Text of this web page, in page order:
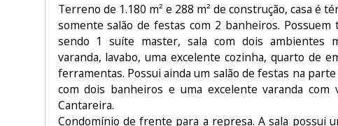
Terreno de 1.180 m² e 288 m² de construção, casa é
somente salão de festas com 2 banheiros.
sendo 1 suíte master, sala com dois ambientes
varanda, lavabo, uma excelente cozinha, quarto de
ferramentas. Possui ainda um salão de festas na
com dois banheiros e uma excelente varanda com
Cantareira.
Condomínio de frente para a represa. A sala possui